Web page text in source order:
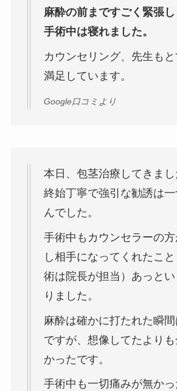
麻酔の前まですごく緊張し
手術中は寝れました。
カウンセリング、先生も
満足しています。
Google口コミより
本日、包茎治療してきま
終始丁寧で強引な勧誘は
んでした。
手術中もカウンセラーの
し相手になってくれたこ
術は院長が担当）あっと
りました。
麻酔は確かに打たれた瞬
ですが、想像してたより
かったです。
手術中も一切痛みが無かっ